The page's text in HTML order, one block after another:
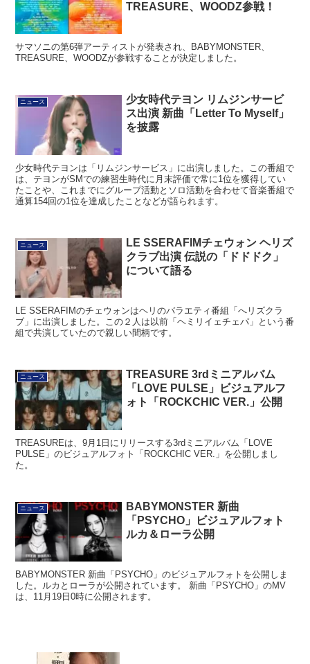
TREASURE、WOODZ参戦！
サマソニの第6弾アーティストが発表され、BABYMONSTER、
TREASURE、WOODZが参戦することが決定しました。
ニュース
少女時代テヨン リムジンサービ
ス出演 新曲「Letter To Myself」
を披露
少女時代テヨンは「リムジンサービス」に出演しました。この番組で
は、テヨンがSMでの練習生時代に月末評価で常に1位を獲得してい
たことや、これまでにグループ活動とソロ活動を合わせて音楽番組で
通算154回の1位を達成したことなどが語られます。
ニュース
LE SSERAFIMチェウォン ヘリズ
クラブ出演 伝説の「ドドドク」
について語る
LE SSERAFIMのチェウォンはヘリのバラエティ番組「へリズクラ
ブ」に出演しました。この２人は以前「ヘミリイェチェパ」という番
組で共演していたので親しい間柄です。
ニュース
TREASURE 3rdミニアルバム
「LOVE PULSE」ビジュアルフ
ォト「ROCKCHIC VER.」公開
TREASUREは、9月1日にリリースする3rdミニアルバム「LOVE
PULSE」のビジュアルフォト「ROCKCHIC VER.」を公開しまし
た。
ニュース
BABYMONSTER 新曲
「PSYCHO」ビジュアルフォト
ルカ＆ローラ公開
BABYMONSTER 新曲「PSYCHO」のビジュアルフォトを公開しま
した。ルカとローラが公開されています。 新曲「PSYCHO」のMV
は、11月19日0時に公開されます。